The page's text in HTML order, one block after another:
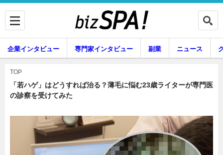
企業インタビュー 専門家インタビュー
企業インタビュー 専門家インタビュー 副業 ニュース
暮らし
TOP
「若ハゲ」はどうすれば治る？薄毛に悩む23歳ライターが専門医
の診察を受けてみた